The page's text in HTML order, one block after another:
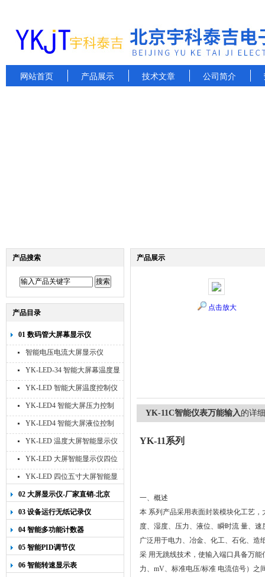
网站首页 产品展示 技术文章 公司简介
产品搜索
产品目录
01 数码管大屏幕显示仪
智能电压电流大屏显示仪
YK-LED-34 智能大屏幕温度显
示仪
YK-LED 智能大屏温度控制仪
YK-LED4 智能大屏压力控制
仪
YK-LED4 智能大屏液位控制
仪
YK-LED 温度大屏智能显示仪
四位十寸
YK-LED 大屏智能显示仪四位
八寸
YK-LED 四位五寸大屏智能显
示仪
02 大屏显示仪-厂家直销-北京
宇科泰吉
03 设备运行无纸记录仪
04 智能多功能计数器
05 智能PID调节仪
06 智能转速显示表
产品展示
点击放大
YK-11C智能仪表万能输入的详
YK-11系列
一、概述
本 系列产品采用表面封装模块化工艺
度、湿度、压力、液位、瞬时流 量、
广泛用于电力、冶金、化工、石化、造
采 用无跳线技术，使输入端口具备万
力、mV、标准电压/标准 电流信号）